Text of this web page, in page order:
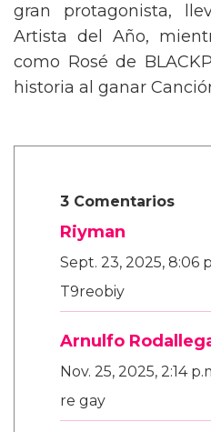
gran protagonista,
Artista del Año,
como Rosé de
historia al ganar
3 Comentarios
Riyman
Sept. 23, 2025, 8:06
T9reobiy
Arnulfo
Nov. 25, 2025, 2:14
re gay